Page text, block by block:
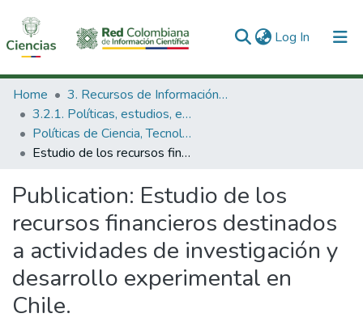
Log In (current)
Communities & Collections
All of DSpace
Statistics
Home
3. Recursos de Información Científica y Tecnológica
3.2.1. Políticas, estudios, evaluaciones e indicadores de CTeI
Políticas de Ciencia, Tecnología e Innovación
Estudio de los recursos financieros destinados a actividades de investigación y desarrollo experimental en Chile.
Publication: Estudio de los
recursos financieros destinados
a actividades de investigación y
desarrollo experimental en
Chile.